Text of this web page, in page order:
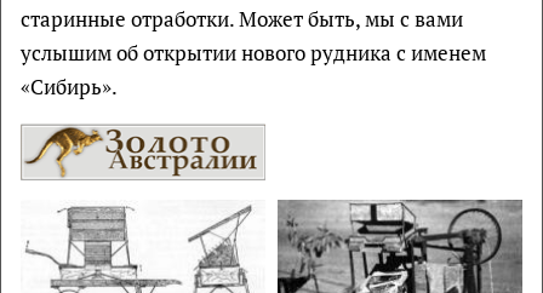
старинные отработки. Может быть, мы с вами
услышим об открытии нового рудника с именем
«Сибирь».